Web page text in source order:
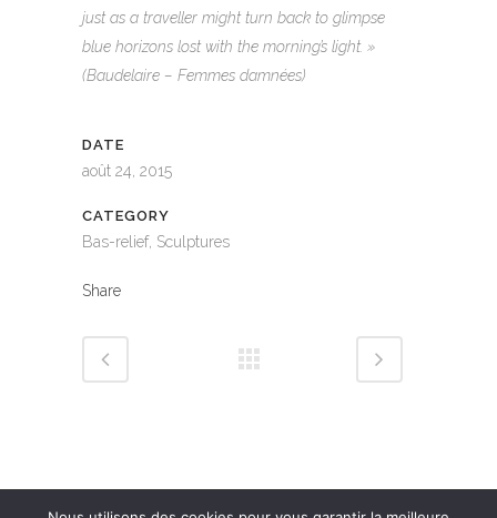
just as a traveller might turn back to glimpse
blue horizons lost with the morning’s light. »
(Baudelaire – Femmes damnées)
DATE
août 24, 2015
CATEGORY
Bas-relief, Sculptures
Share